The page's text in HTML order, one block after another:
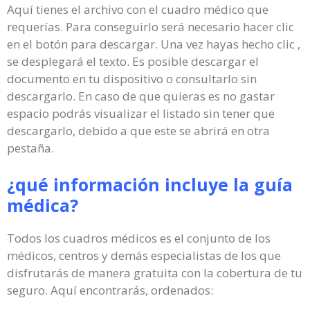
Aquí tienes el archivo con el cuadro médico que
requerías. Para conseguirlo será necesario hacer clic
en el botón para descargar. Una vez hayas hecho clic ,
se desplegará el texto. Es posible descargar el
documento en tu dispositivo o consultarlo sin
descargarlo. En caso de que quieras es no gastar
espacio podrás visualizar el listado sin tener que
descargarlo, debido a que este se abrirá en otra
pestaña.
¿qué información incluye la guía
médica?
Todos los cuadros médicos es el conjunto de los
médicos, centros y demás especialistas de los que
disfrutarás de manera gratuita con la cobertura de tu
seguro. Aquí encontrarás, ordenados: